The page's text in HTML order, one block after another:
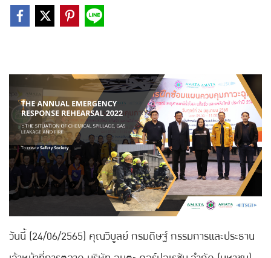
วันนี้ (24/06/2565) คุณวิบูลย์ กรมดิษฐ์ กรรมการและประธาน